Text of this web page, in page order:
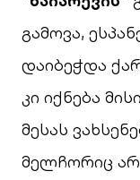
გამოვა,
დაიბეჭდა
კი იქნება
მესას
მელჩორიც